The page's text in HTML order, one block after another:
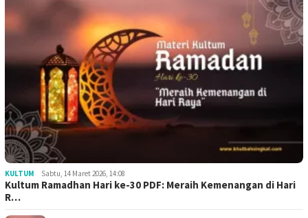
KULTUM Sabtu, 14 Maret 2026, 14:08
Kultum Ramadhan Hari ke-30 PDF: Meraih Kemenangan di Hari
R…